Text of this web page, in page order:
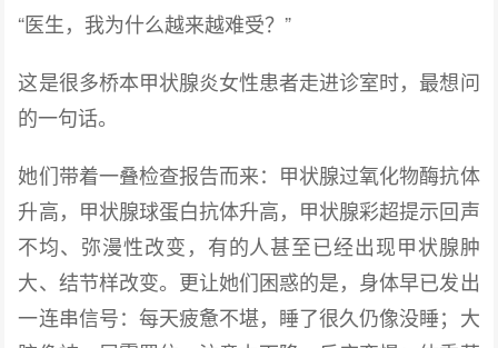
“医生，我为什么越来越难受？”
这是很多桥本甲状腺炎女性患者走进诊室时，最想问
的一句话。
她们带着一叠检查报告而来：甲状腺过氧化物酶抗体
升高，甲状腺球蛋白抗体升高，甲状腺彩超提示回声
不均、弥漫性改变，有的人甚至已经出现甲状腺肿
大、结节样改变。更让她们困惑的是，身体早已发出
一连串信号：每天疲惫不堪，睡了很久仍像没睡；大